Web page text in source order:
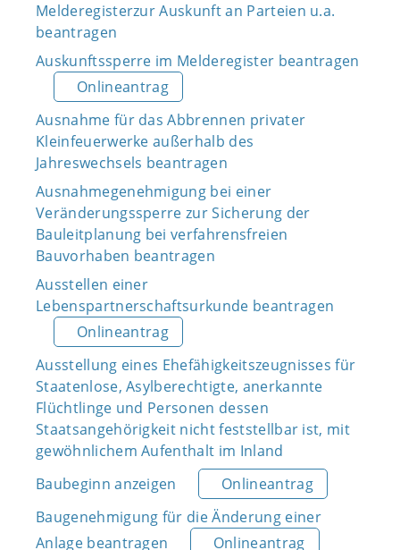
Melderegisterzur Auskunft an Parteien u.a.
beantragen
Auskunftssperre im Melderegister beantragen
Onlineantrag
Ausnahme für das Abbrennen privater
Kleinfeuerwerke außerhalb des
Jahreswechsels beantragen
Ausnahmegenehmigung bei einer
Veränderungssperre zur Sicherung der
Bauleitplanung bei verfahrensfreien
Bauvorhaben beantragen
Ausstellen einer
Lebenspartnerschaftsurkunde beantragen
Onlineantrag
Ausstellung eines Ehefähigkeitszeugnisses für
Staatenlose, Asylberechtigte, anerkannte
Flüchtlinge und Personen dessen
Staatsangehörigkeit nicht feststellbar ist, mit
gewöhnlichem Aufenthalt im Inland
Baubeginn anzeigen
Onlineantrag
Baugenehmigung für die Änderung einer
Anlage beantragen
Onlineantrag